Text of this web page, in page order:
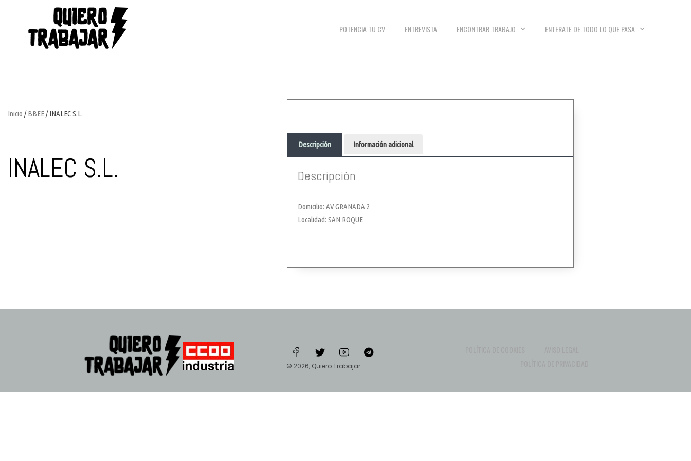
POTENCIA TU CV ENTREVISTA ENCONTRAR TRABAJO ENTERATE DE TODO LO QUE PASA
Inicio /BBEE/ INALEC S.L.
INALEC S.L.
Descripción Información adicional
Descripción
Domicilio: AV GRANADA 2
Localidad: SAN ROQUE
© 2026, Quiero Trabajar